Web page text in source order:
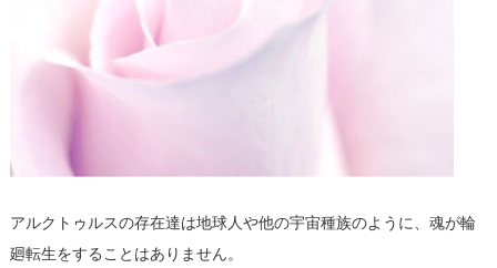
アルクトゥルスの存在達は地球人や他の宇宙種族のように、魂が輪
廻転生をすることはありません。